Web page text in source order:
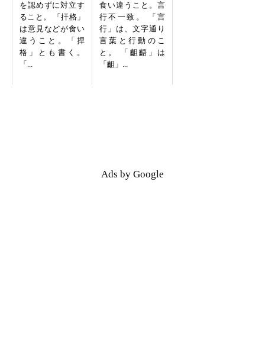
を認めずに対立す
ること。 「扞格」
は意見などが食い
違うこと。「捍
格」とも書く。
「...
食い違うこと。言
行不一致。 「言
行」は、文字通り
言葉と行動のこ
と。 「齟齬」は
「齟」...
Ads by Google